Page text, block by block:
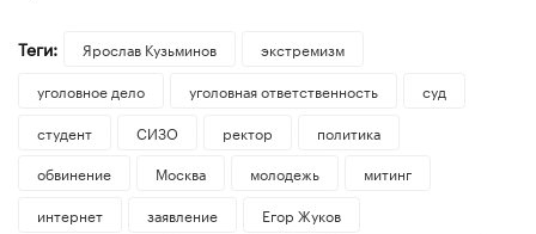
Теги: Ярослав Кузьминов
экстремизм
уголовное дело
уголовная ответственность
суд
студент
СИЗО ректор
политика
обвинение
Москва молодежь
митинг
интернет
заявление
Егор Жуков